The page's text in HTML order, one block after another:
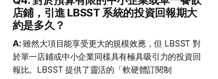
店鋪，引進 LBSST 系統的投資回報期大
約是多久？
A:雖然大項目能享受更大的規模效應，但 LBSST 對
於單一店鋪或中小企業同樣具有極具吸引力的投資回
報比。LBSST 提供了靈活的「軟硬體訂閱制